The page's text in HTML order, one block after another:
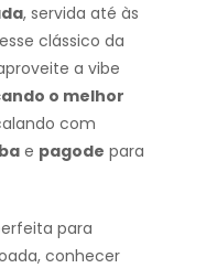
, servida até às
clássico da
a vibe
o melhor
com
e pagode para
para
conhecer